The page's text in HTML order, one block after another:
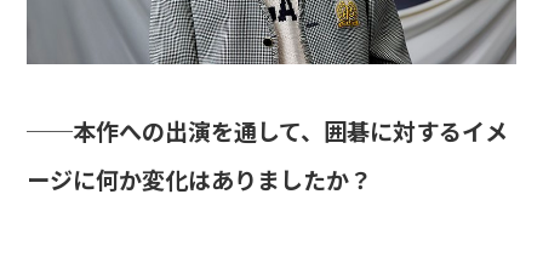
──本作への出演を通して、囲碁に対するイメ
ージに何か変化はありましたか？